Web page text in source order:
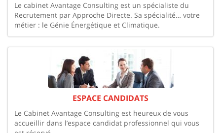
Le cabinet Avantage Consulting est un spécialiste du
Recrutement par Approche Directe. Sa spécialité… votre
métier : le Génie Énergétique et Climatique.
ESPACE CANDIDATS
Le Cabinet Avantage Consulting est heureux de vous
accueillir dans l’espace candidat professionnel qui vous